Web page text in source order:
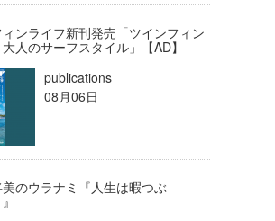
ンライフ新刊発売「ツインフィン
人のサーフスタイル」【AD】
publications
08月06日
美のウラナミ『人生は暇つぶ